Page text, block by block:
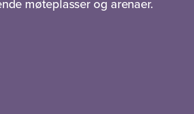
møteplasser og arenaer.